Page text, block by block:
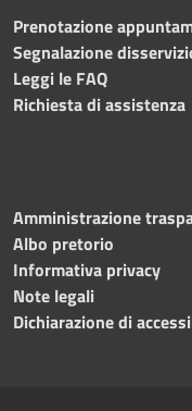
Prenotazione
Segnalazione
Leggi le FAQ
Richiesta di assistenza
Amministrazione
Albo pretorio
Informativa privacy
Note legali
Dichiarazione di